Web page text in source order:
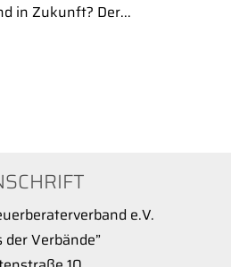
in Zukunft? Der...
e.V.
der Verbände”